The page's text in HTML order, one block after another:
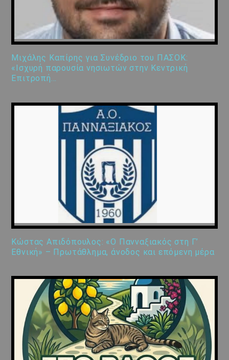
Μιχάλης Καπίρης για Συνέδριο του ΠΑΣΟΚ:
«Ισχυρή παρουσία νησιωτών στην Κεντρική
Επιτροπή…
Κώστας Απιδόπουλος: «Ο Πανναξιακός στη Γ’
Εθνική» – Πρωτάθλημα, άνοδος και επόμενη μέρα